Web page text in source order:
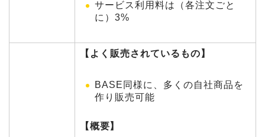
サービス利用料は（各注文ごと
に）3%
【よく販売されているもの】
BASE同様に、多くの自社商品を
作り販売可能
【概要】